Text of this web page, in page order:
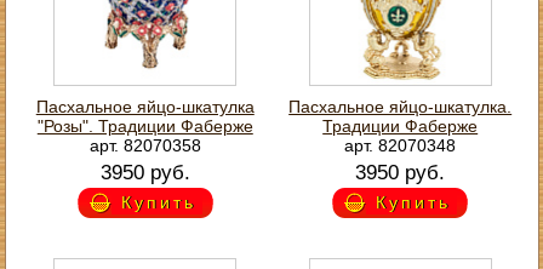
Пасхальное яйцо-шкатулка
"Розы". Традиции Фаберже
арт. 82070358
3950 руб.
Купить
Пасхальное яйцо-шкатулка.
Традиции Фаберже
арт. 82070348
3950 руб.
Купить